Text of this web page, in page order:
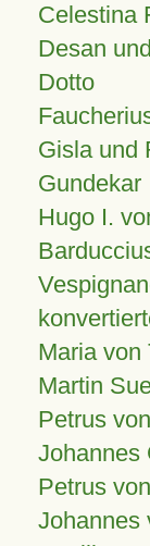
Celestina
Desan
Dotto
Gisla und
Gundekar
Hugo I.
Maria von
Martin
Petrus
Johannes
Petrus
Johannes